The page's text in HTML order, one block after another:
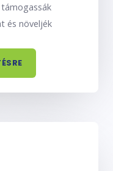
és növeljék